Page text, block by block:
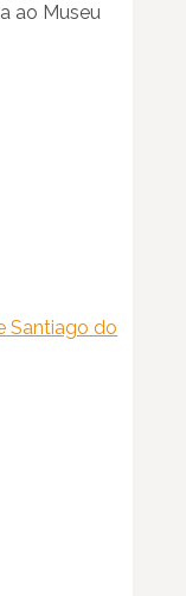
ao Museu
Santiago do